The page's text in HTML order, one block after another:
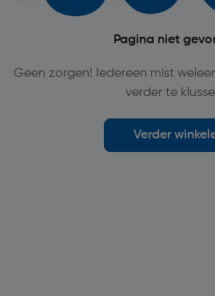
Pagina niet
Geen zorgen! Iedereen mist
verder te
Verder